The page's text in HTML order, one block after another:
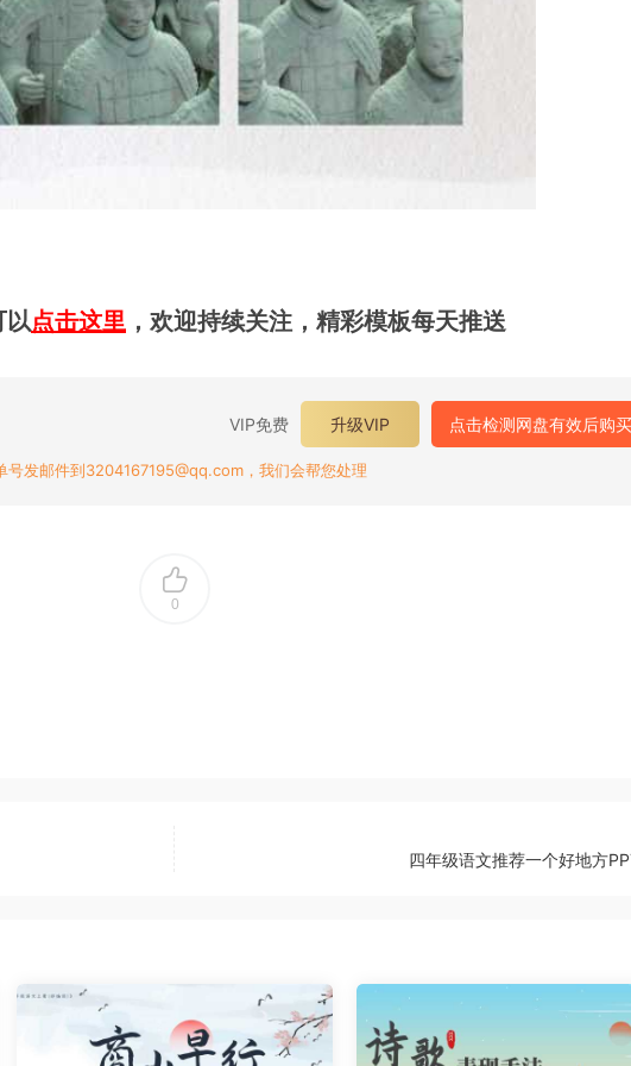
以点击这里 ，欢迎持续关注，精彩模板每天推送
VIP免费 升级VIP 点击检测网盘有效后购买
号发邮件到3204167195@qq.com，我们会帮您处理
0
四年级语文推荐一个好地方